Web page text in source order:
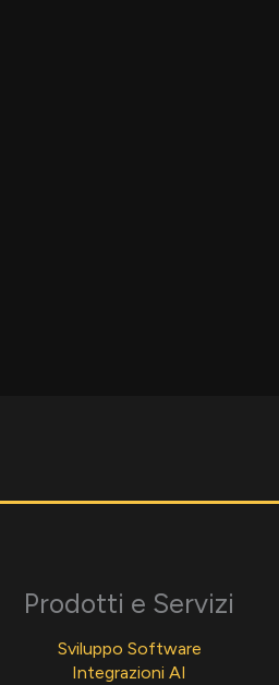
Prodotti e Servizi
Sviluppo Software
Integrazioni AI